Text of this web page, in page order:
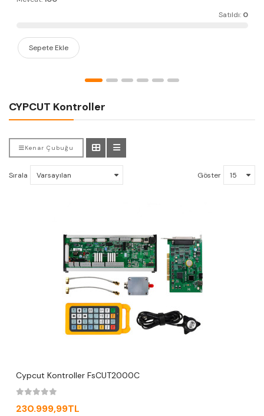
Satıldı: 0
Sepete Ekle
CYPCUT Kontroller
Kenar Çubuğu
Sırala Göster
Cypcut Kontroller FsCUT2000C
230.999,99TL